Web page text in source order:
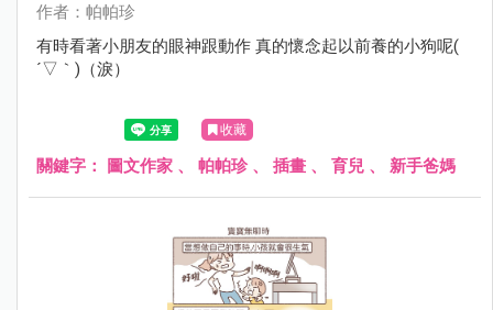
作者：帕帕珍
有時看著小朋友的眼神跟動作 真的懷念起以前養的小狗呢(
´▽｀)（淚）
收藏
關鍵字： 圖文作家 、 帕帕珍、 插畫 、 育兒 、 新手爸媽